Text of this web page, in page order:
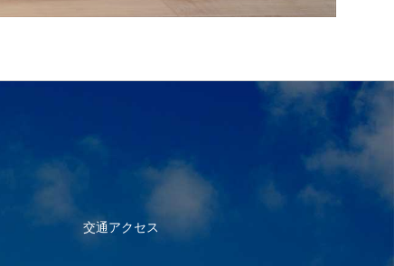
交通アクセス